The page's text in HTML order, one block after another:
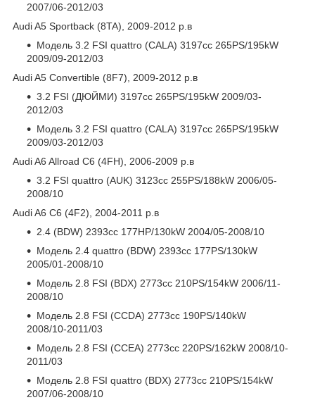
2007/06-2012/03
Audi A5 Sportback (8TA), 2009-2012 р.в
Модель 3.2 FSI quattro (CALA) 3197cc 265PS/195kW
2009/09-2012/03
Audi A5 Convertible (8F7), 2009-2012 р.в
3.2 FSI (ДЮЙМИ) 3197cc 265PS/195kW 2009/03-
2012/03
Модель 3.2 FSI quattro (CALA) 3197cc 265PS/195kW
2009/03-2012/03
Audi A6 Allroad C6 (4FH), 2006-2009 р.в
3.2 FSI quattro (AUK) 3123cc 255PS/188kW 2006/05-
2008/10
Audi A6 C6 (4F2), 2004-2011 р.в
2.4 (BDW) 2393cc 177HP/130kW 2004/05-2008/10
Модель 2.4 quattro (BDW) 2393cc 177PS/130kW
2005/01-2008/10
Модель 2.8 FSI (BDX) 2773cc 210PS/154kW 2006/11-
2008/10
Модель 2.8 FSI (CCDA) 2773cc 190PS/140kW
2008/10-2011/03
Модель 2.8 FSI (CCEA) 2773cc 220PS/162kW 2008/10-
2011/03
Модель 2.8 FSI quattro (BDX) 2773cc 210PS/154kW
2007/06-2008/10